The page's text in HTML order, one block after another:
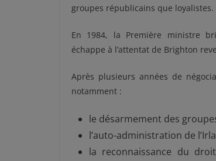
groupes républicains que loyalistes.
En 1984, la Première ministre
échappe à l’attentat de Brighton
Après plusieurs années de
notamment :
le désarmement des
l’auto-administration de
la reconnaissance du